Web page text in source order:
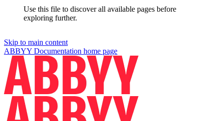
Use this file to discover all available pages before
exploring further.
Skip to main content
ABBYY Documentation home page